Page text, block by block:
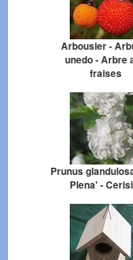
Arbousier -
unedo - Arbre
fraises
Prunus
Plena' -